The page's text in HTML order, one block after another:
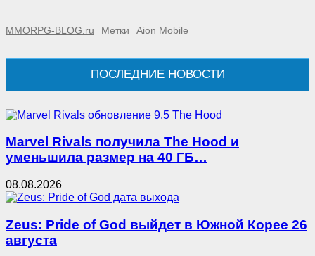
MMORPG-BLOG.ru Метки Aion Mobile
ПОСЛЕДНИЕ НОВОСТИ
Marvel Rivals получила The Hood и
уменьшила размер на 40 ГБ…
08.08.2026
Zeus: Pride of God выйдет в Южной Корее 26
августа